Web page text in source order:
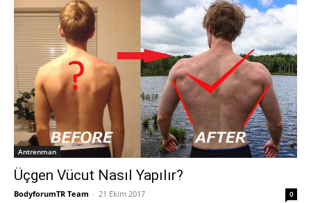
Antrenman
Üçgen Vücut Nasıl Yapılır?
BodyforumTR Team - 21 Ekim 2017 0